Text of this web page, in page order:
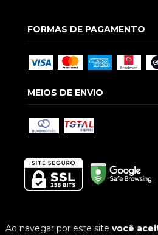
Ao navegar por este sitevocê
FORMAS DE PAGAMENTO
MEIOS DE ENVIO
Copyright GUILGUE LTDA -